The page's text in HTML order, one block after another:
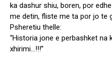
ka dashur shiu, boren, por
me detin, fliste me ta por jo te
Psheretiu thelle:
“Historia jone e perbashket
xhirimi…!!!”